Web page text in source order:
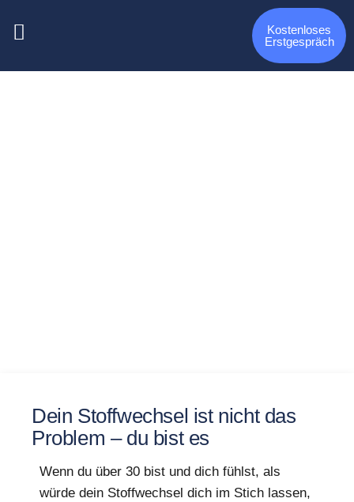
Kostenloses
Erstgespräch
Dein Stoffwechsel ist nicht das
Problem – du bist es
Wenn du über 30 bist und dich fühlst, als
würde dein Stoffwechsel dich im Stich lassen,